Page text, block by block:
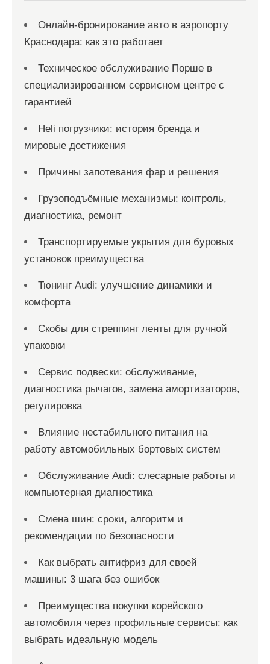
Онлайн‑бронирование авто в аэропорту
Краснодара: как это работает
Техническое обслуживание Порше в
специализированном сервисном центре с
гарантией
Heli погрузчики: история бренда и
мировые достижения
Причины запотевания фар и решения
Грузоподъёмные механизмы: контроль,
диагностика, ремонт
Транспортируемые укрытия для буровых
установок преимущества
Тюнинг Audi: улучшение динамики и
комфорта
Скобы для стреппинг ленты для ручной
упаковки
Сервис подвески: обслуживание,
диагностика рычагов, замена амортизаторов,
регулировка
Влияние нестабильного питания на
работу автомобильных бортовых систем
Обслуживание Audi: слесарные работы и
компьютерная диагностика
Смена шин: сроки, алгоритм и
рекомендации по безопасности
Как выбрать антифриз для своей
машины: 3 шага без ошибок
Преимущества покупки корейского
автомобиля через профильные сервисы: как
выбрать идеальную модель